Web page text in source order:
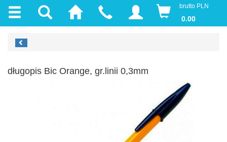
brutto PLN
0.00
długopis Bic Orange, gr.linii 0,3mm